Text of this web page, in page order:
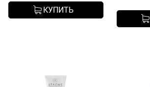
КУПИТЬ